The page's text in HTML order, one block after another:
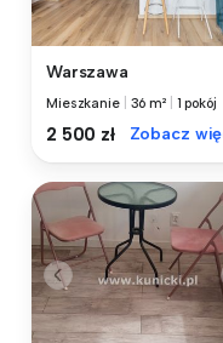
Warszawa
Mieszkanie 36 m² 1 pokój
2 500 zł Zobacz